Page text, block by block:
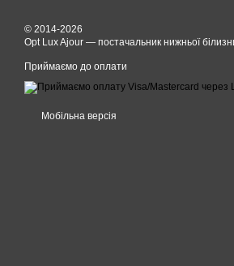
© 2014-2026
Opt Lux Ajour — постачальник нижньої
Приймаємо до оплати
Мобільна версія